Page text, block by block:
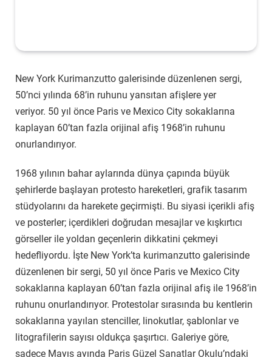
New York Kurimanzutto galerisinde düzenlenen sergi,
50’nci yılında 68’in ruhunu yansıtan afişlere yer
veriyor. 50 yıl önce Paris ve Mexico City sokaklarına
kaplayan 60’tan fazla orijinal afiş 1968’in ruhunu
onurlandırıyor.
1968 yılının bahar aylarında dünya çapında büyük
şehirlerde başlayan protesto hareketleri, grafik tasarım
stüdyolarını da harekete geçirmişti. Bu siyasi içerikli afiş
ve posterler; içerdikleri doğrudan mesajlar ve kışkırtıcı
görseller ile yoldan geçenlerin dikkatini çekmeyi
hedefliyordu. İşte New York’ta kurimanzutto galerisinde
düzenlenen bir sergi, 50 yıl önce Paris ve Mexico City
sokaklarına kaplayan 60’tan fazla orijinal afiş ile 1968’in
ruhunu onurlandırıyor. Protestolar sırasında bu kentlerin
sokaklarına yayılan stenciller, linokutlar, şablonlar ve
litografilerin sayısı oldukça şaşırtıcı. Galeriye göre,
sadece Mayıs ayında Paris Güzel Sanatlar Okulu’ndaki